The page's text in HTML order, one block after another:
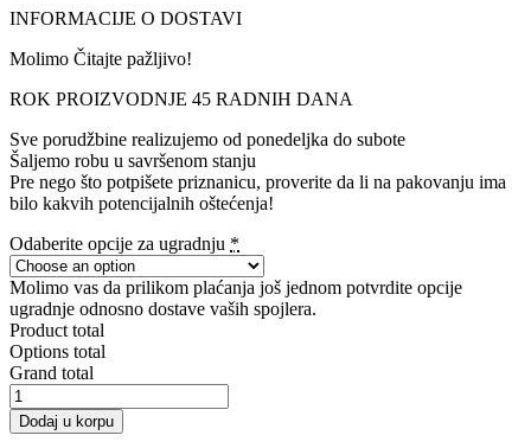
INFORMACIJE O DOSTAVI
Molimo Čitajte pažljivo!
ROK PROIZVODNJE 45 RADNIH DANA
Sve porudžbine realizujemo od ponedeljka do subote
Šaljemo robu u savršenom stanju
Pre nego što potpišete priznanicu, proverite da li na pakovanju ima
bilo kakvih potencijalnih oštećenja!
Odaberite opcije za ugradnju *
Molimo vas da prilikom plaćanja još jednom potvrdite opcije
ugradnje odnosno dostave vaših spojlera.
Product total
Options total
Grand total
SIDE
SKIRTS
DIFFUSERS
Dodaj u korpu